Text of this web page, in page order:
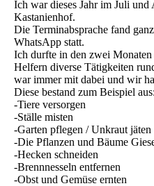
Ich war dieses Jahr im Juli
Kastanienhof.
Die Terminabsprache fand
WhatsApp statt.
Ich durfte in den zwei Monaten
Helfern diverse Tätigkeiten
war immer mit dabei und wir
Diese bestand zum Beispiel aus:
-Tiere versorgen
-Ställe misten
-Garten pflegen / Unkraut jäten
-Die Pflanzen und Bäume
-Hecken schneiden
-Brennnesseln entfernen
-Obst und Gemüse ernten